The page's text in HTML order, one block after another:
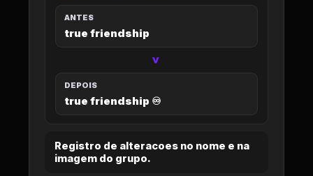
ANTES
true friendship
>
DEPOIS
true friendship ♾️
Registro de alteracoes no nome e na
imagem do grupo.